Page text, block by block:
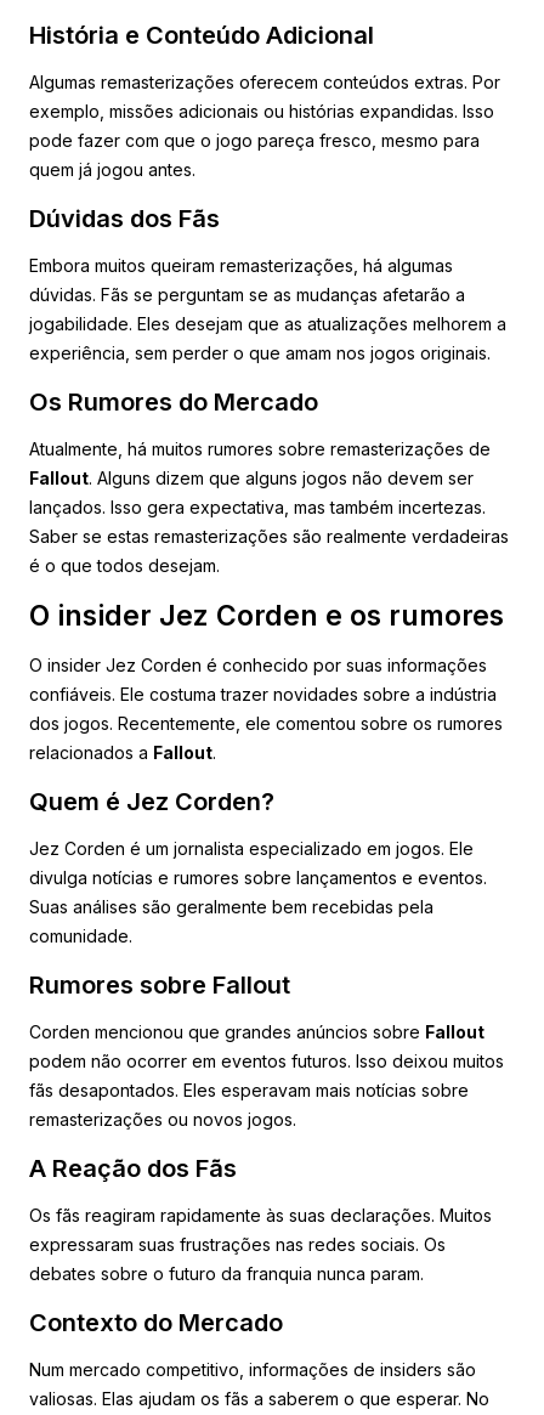
História e Conteúdo Adicional
Algumas remasterizações oferecem conteúdos extras. Por
exemplo, missões adicionais ou histórias expandidas. Isso
pode fazer com que o jogo pareça fresco, mesmo para
quem já jogou antes.
Dúvidas dos Fãs
Embora muitos queiram remasterizações, há algumas
dúvidas. Fãs se perguntam se as mudanças afetarão a
jogabilidade. Eles desejam que as atualizações melhorem a
experiência, sem perder o que amam nos jogos originais.
Os Rumores do Mercado
Atualmente, há muitos rumores sobre remasterizações de
Fallout. Alguns dizem que alguns jogos não devem ser
lançados. Isso gera expectativa, mas também incertezas.
Saber se estas remasterizações são realmente verdadeiras
é o que todos desejam.
O insider Jez Corden e os rumores
O insider Jez Corden é conhecido por suas informações
confiáveis. Ele costuma trazer novidades sobre a indústria
dos jogos. Recentemente, ele comentou sobre os rumores
relacionados a Fallout.
Quem é Jez Corden?
Jez Corden é um jornalista especializado em jogos. Ele
divulga notícias e rumores sobre lançamentos e eventos.
Suas análises são geralmente bem recebidas pela
comunidade.
Rumores sobre Fallout
Corden mencionou que grandes anúncios sobre Fallout
podem não ocorrer em eventos futuros. Isso deixou muitos
fãs desapontados. Eles esperavam mais notícias sobre
remasterizações ou novos jogos.
A Reação dos Fãs
Os fãs reagiram rapidamente às suas declarações. Muitos
expressaram suas frustrações nas redes sociais. Os
debates sobre o futuro da franquia nunca param.
Contexto do Mercado
Num mercado competitivo, informações de insiders são
valiosas. Elas ajudam os fãs a saberem o que esperar. No